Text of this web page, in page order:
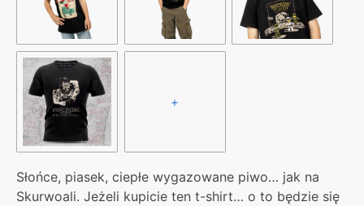
+
Słońce, piasek, ciepłe wygazowane piwo… jak na
Skurwoali. Jeżeli kupicie ten t-shirt… o to będzie się